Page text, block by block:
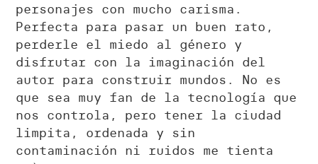
personajes con mucho carisma.
Perfecta para pasar un buen rato,
perderle el miedo al género y
disfrutar con la imaginación del
autor para construir mundos. No es
que sea muy fan de la tecnología que
nos controla, pero tener la ciudad
limpita, ordenada y sin
contaminación ni ruidos me tienta